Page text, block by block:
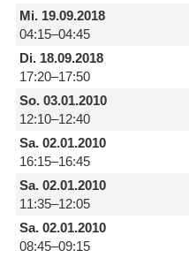
Mi.19.09.2018
04:15–04:45
Di.18.09.2018
17:20–17:50
So.03.01.2010
12:10–12:40
Sa.02.01.2010
16:15–16:45
Sa.02.01.2010
11:35–12:05
Sa.02.01.2010
08:45–09:15